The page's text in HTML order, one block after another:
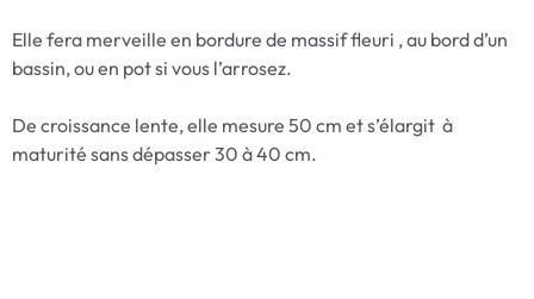
Elle fera merveille en bordure de massif fleuri , au bord d’un
bassin, ou en pot si vous l’arrosez.
De croissance lente, elle mesure 50 cm et s’élargit à
maturité sans dépasser 30 à 40 cm.